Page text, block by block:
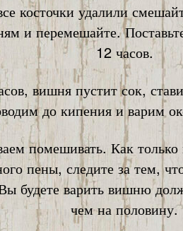
косточки удалили
и перемешайте.
12 часов.
вишня пустит сок,
до кипения и варим
помешивать. Как
пены, следите за тем,
будете варить вишню
чем на половину.